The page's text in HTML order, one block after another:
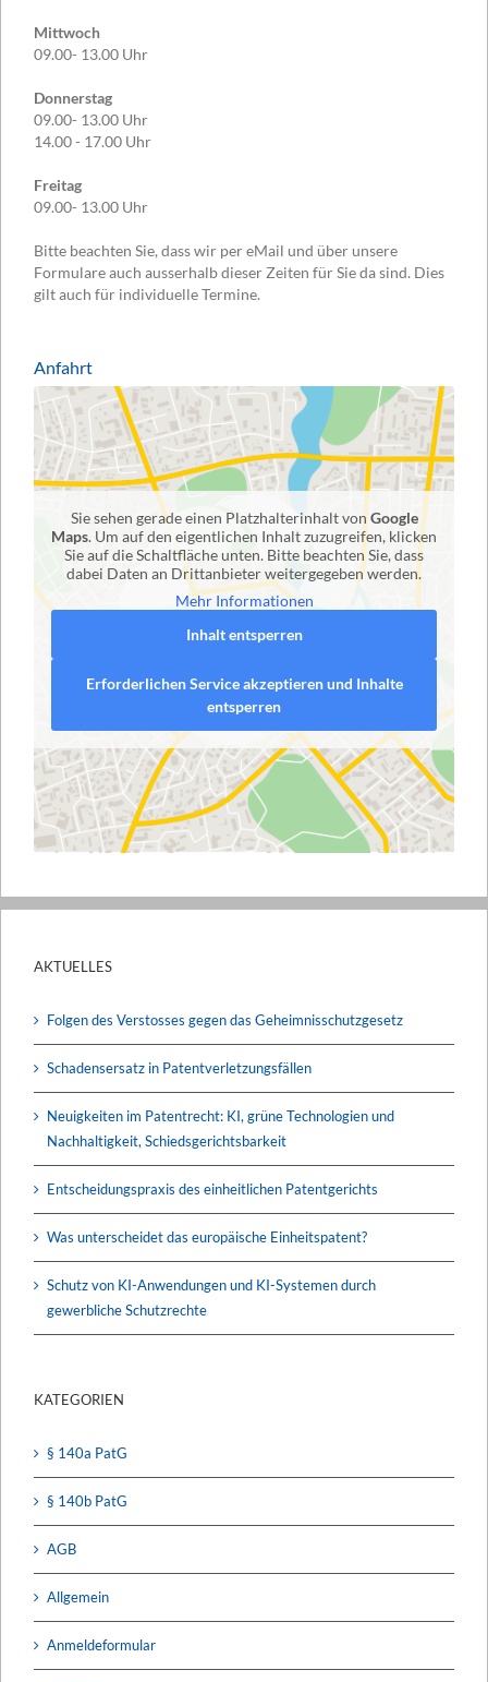
Mittwoch
09.00- 13.00 Uhr
Donnerstag
09.00- 13.00 Uhr
14.00 - 17.00 Uhr
Freitag
09.00- 13.00 Uhr
Bitte beachten Sie, dass wir per eMail und über unsere
Formulare auch ausserhalb dieser Zeiten für Sie da sind. Dies
gilt auch für individuelle Termine.
Anfahrt
Sie sehen gerade einen Platzhalterinhalt von Google
Maps. Um auf den eigentlichen Inhalt zuzugreifen, klicken
Sie auf die Schaltfläche unten. Bitte beachten Sie, dass
dabei Daten an Drittanbieter weitergegeben werden.
Mehr Informationen
Inhalt entsperren
Erforderlichen Service akzeptieren und Inhalte
entsperren
AKTUELLES
Folgen des Verstosses gegen das Geheimnisschutzgesetz
Schadensersatz in Patentverletzungsfällen
Neuigkeiten im Patentrecht: KI, grüne Technologien und
Nachhaltigkeit, Schiedsgerichtsbarkeit
Entscheidungspraxis des einheitlichen Patentgerichts
Was unterscheidet das europäische Einheitspatent?
Schutz von KI-Anwendungen und KI-Systemen durch
gewerbliche Schutzrechte
KATEGORIEN
§ 140a PatG
§ 140b PatG
AGB
Allgemein
Anmeldeformular